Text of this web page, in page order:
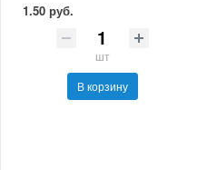
1.50 руб.
шт
В корзину